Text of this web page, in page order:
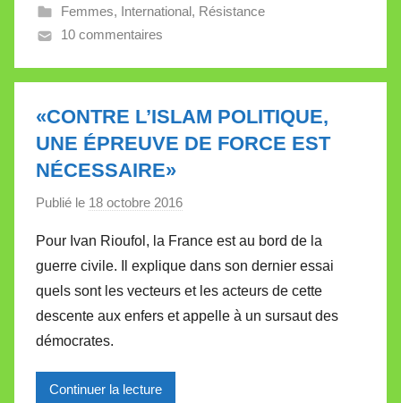
e
l
t
t
e
Femmes, International, Résistance
10 commentaires
«CONTRE L’ISLAM POLITIQUE,
UNE ÉPREUVE DE FORCE EST
NÉCESSAIRE»
Publié le 18 octobre 2016
r
M
i
r
Pour Ivan Rioufol, la France est au bord de la
guerre civile. Il explique dans son dernier essai
quels sont les vecteurs et les acteurs de cette
descente aux enfers et appelle à un sursaut des
démocrates.
Continuer la lecture